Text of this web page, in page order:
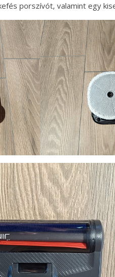
porszívót, valamint egy